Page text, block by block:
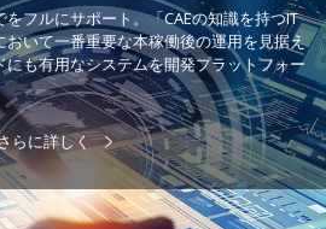
フルにサポート。「CAEの知識を持つIT
いて一番重要な本稼働後の運用を見据え
も有用なシステムを開発プラットフォー
らに詳しく